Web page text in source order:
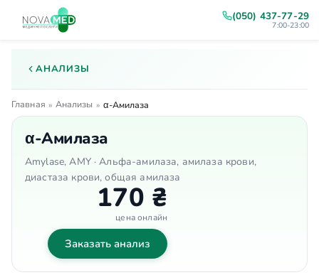
(050) 437-77-29
7:00-23:00
АНАЛИЗЫ
Главная » Анализы » α-Амилаза
α-Амилаза
Amylase, AMY · Альфа-амилаза, амилаза крови,
диастаза крови, общая амилаза
170 ₴
цена онлайн
Заказать анализ